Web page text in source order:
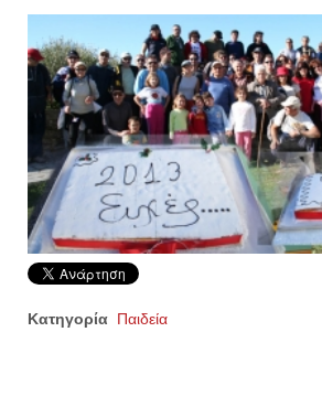
Κατηγορία Παιδεία